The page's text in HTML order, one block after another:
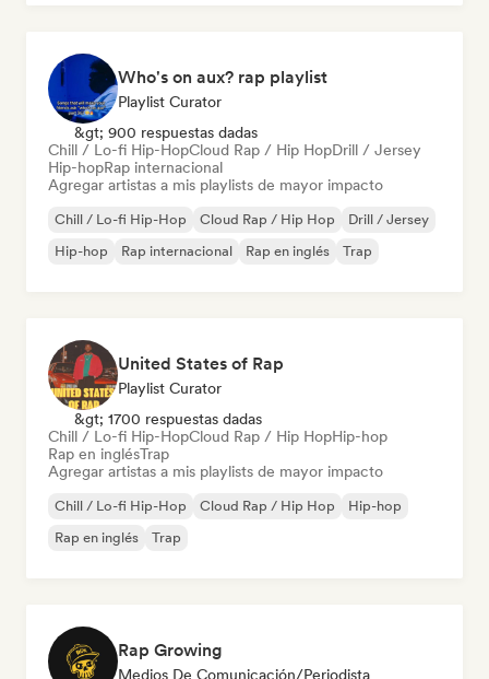
Who's on aux? rap playlist
Playlist Curator
&gt; 900 respuestas dadas
Chill / Lo-fi Hip-HopCloud Rap / Hip HopDrill / Jersey
Hip-hopRap internacional
Agregar artistas a mis playlists de mayor impacto
Chill / Lo-fi Hip-Hop Cloud Rap / Hip Hop
Drill / Jersey
Hip-hop
Rap internacional Rap en inglés Trap
United States of Rap
Playlist Curator
&gt; 1700 respuestas dadas
Chill / Lo-fi Hip-HopCloud Rap / Hip HopHip-hop
Rap en inglésTrap
Agregar artistas a mis playlists de mayor impacto
Chill / Lo-fi Hip-Hop Cloud Rap / Hip Hop
Hip-hop
Rap en inglés
Trap
Rap Growing
Medios De Comunicación/Periodista